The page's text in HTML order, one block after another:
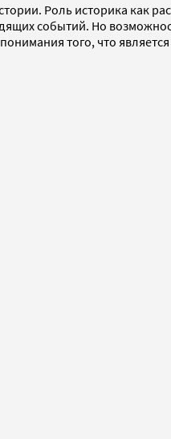
Роль историка как
событий. Но
того, что